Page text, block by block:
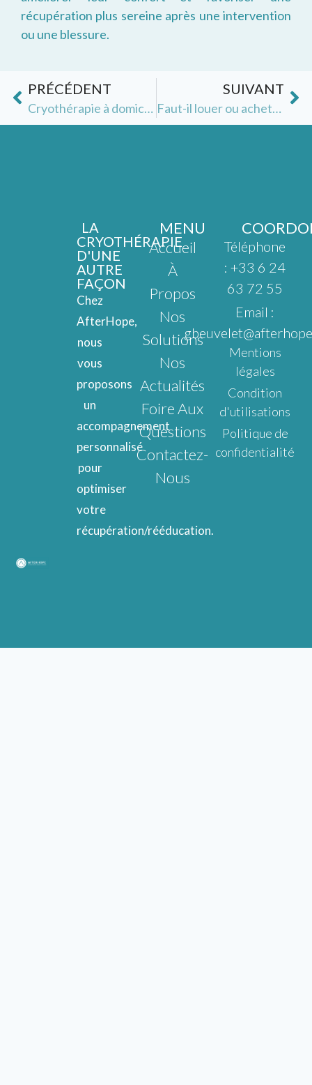
récupération plus sereine après une intervention
ou une blessure.
PRÉCÉDENT
Cryothérapie à domicile après chirurgie de l’épaule
SUIVANT
Faut-il louer ou acheter un appareil de cryothérapie compressive ?
LA
CRYOTHÉRAPIE
D'UNE
AUTRE
FAÇON
Chez
AfterHope,
nous
vous
proposons
un
accompagnement
personnalisé
pour
optimiser
votre
récupération/rééducation.
MENU
Accueil
À
Propos
Nos
Solutions
Nos
Actualités
Foire Aux
Questions
Contactez-
Nous
Téléphone
: +33 6 24
63 72 55
Email :
Mentions
légales
Condition
d'utilisations
Politique de
confidentialité